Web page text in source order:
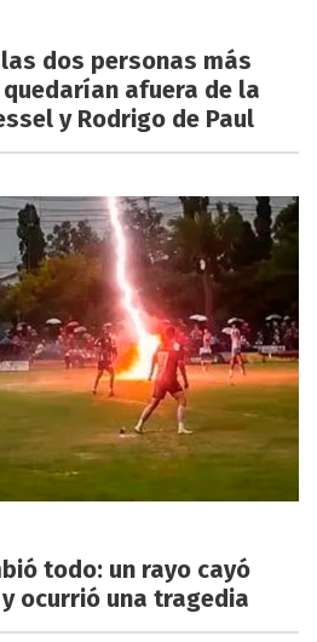
dos personas más
afuera de la
y Rodrigo de Paul
todo: un rayo cayó
ocurrió una tragedia